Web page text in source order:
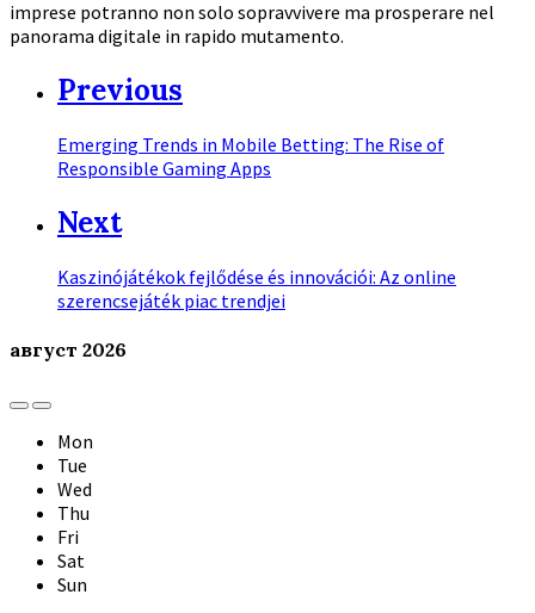
imprese potranno non solo sopravvivere ma prosperare nel
panorama digitale in rapido mutamento.
Previous
Emerging Trends in Mobile Betting: The Rise of
Responsible Gaming Apps
Next
Kaszinójátékok fejlődése és innovációi: Az online
szerencsejáték piac trendjei
август 2026
Previous
Month
Next
Month
Mon
Tue
Wed
Thu
Fri
Sat
Sun